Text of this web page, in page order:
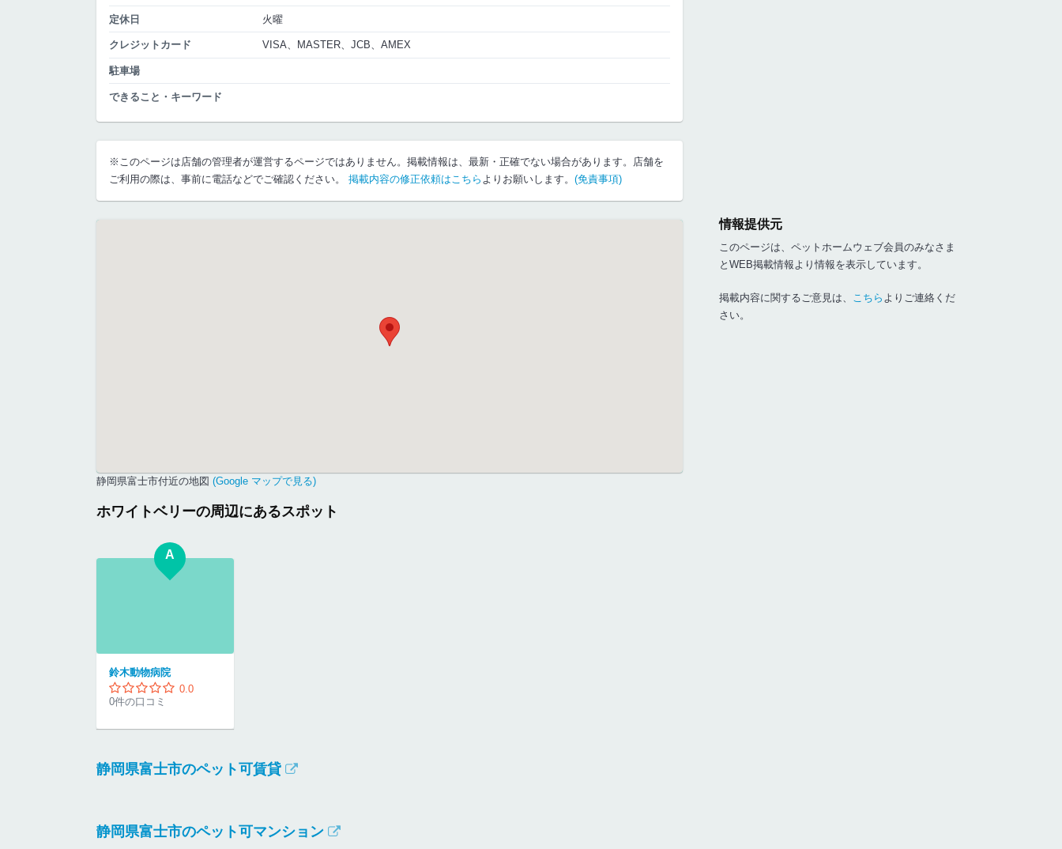
定休日 火曜
クレジットカード VISA、MASTER、JCB、AMEX
駐車場
できること・キーワード
※このページは店舗の管理者が運営するページではありません。掲載情報は、最新・正確でない場合があります。店舗を
ご利用の際は、事前に電話などでご確認ください。 掲載内容の修正依頼はこちら よりお願いします。 (免責事項)
静岡県富士市付近の地図 (Google マップで見る)
ホワイトベリーの周辺にあるスポット
A
鈴木動物病院
0.0
0件の口コミ
静岡県富士市のペット可賃貸
静岡県富士市のペット可マンション
情報提供元
このページは、ペットホームウェブ会員のみなさま
とWEB掲載情報より情報を表示しています。
掲載内容に関するご意見は、 こちら よりご連絡くだ
さい。